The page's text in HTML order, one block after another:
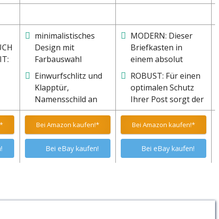
minimalistisches
Design mit
Farbauswahl
Einwurfschlitz und
Klapptür,
Namensschild an
der Vorderseite
MODERN: Dieser
Briefkasten in
einem absolut
zeitlosen und
innovativen Design
sorgt für einen
stilvollen Akzent an
Ihrer Hauswand. Die
polierte Edelstahl-
Oberfläche sowie die
3 Sichtfenster
uvm.
ROBUST: Für einen
optimalen Schutz
Ihrer Post sorgt der
stabile Edelstahl-
Korpus. Der große
Klappdeckel lässt
sich leicht öffnen
und leitet
Bei Amazon kaufen!*
Bei eBay kaufen!
Bei Amazon kaufen!*
Bei eBay kaufen!